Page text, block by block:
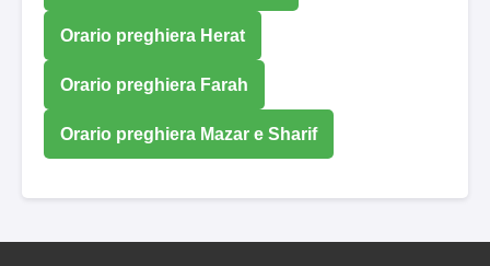
Orario preghiera Herat
Orario preghiera Farah
Orario preghiera Mazar e Sharif